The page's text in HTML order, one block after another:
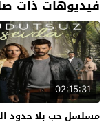
فيديوهات ذات
02:15:31